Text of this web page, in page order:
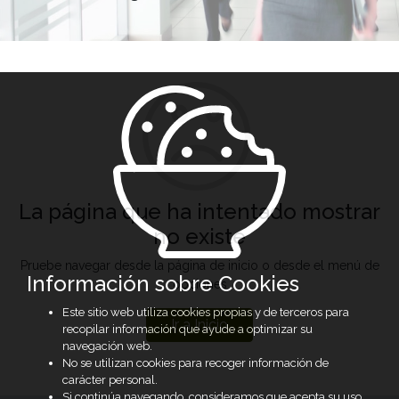
La página que ha intentado mostrar
no existe
Pruebe navegar desde la página de inicio o desde el menú de
opciones
Ir a Inicio
Información sobre Cookies
Este sitio web utiliza cookies propias y de terceros para
recopilar información que ayude a optimizar su
navegación web.
No se utilizan cookies para recoger información de
carácter personal.